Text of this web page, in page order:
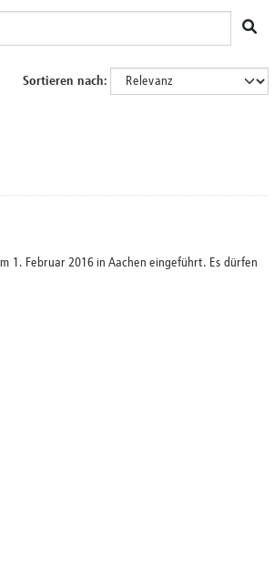
Sortieren nach
1. Februar 2016 in Aachen eingeführt. Es dürfen